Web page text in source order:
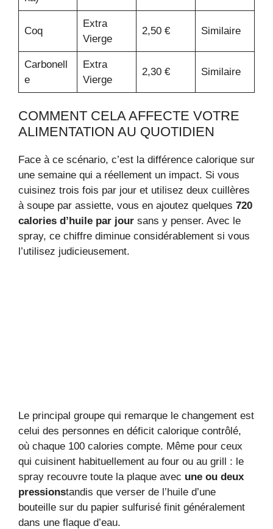
Coq
Extra
Vierge
2,50 € Similaire
Carbonell
e
Extra
Vierge
2,30 € Similaire
COMMENT CELA AFFECTE VOTRE
ALIMENTATION AU QUOTIDIEN
Face à ce scénario, c’est la différence calorique sur
une semaine qui a réellement un impact. Si vous
cuisinez trois fois par jour et utilisez deux cuillères
à soupe par assiette, vous en ajoutez quelques 720
calories d’huile par jour sans y penser. Avec le
spray, ce chiffre diminue considérablement si vous
l’utilisez judicieusement.
Le principal groupe qui remarque le changement est
celui des personnes en déficit calorique contrôlé,
où chaque 100 calories compte. Même pour ceux
qui cuisinent habituellement au four ou au grill : le
spray recouvre toute la plaque avec une ou deux
pressionstandis que verser de l’huile d’une
bouteille sur du papier sulfurisé finit généralement
dans une flaque d’eau.